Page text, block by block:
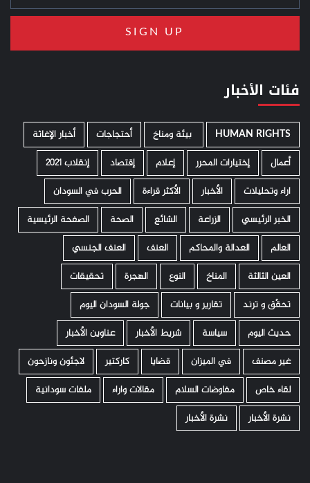
فئات الأخبار
HUMAN RIGHTS ­ بيئة ومناخ أحتجاجات
أخبار الإغاثة
أعمال
إختيارات المحرر إعلام إقتصاد
إنقلاب 2021
اراء وتحليلات
الأخبار الأكثر قراءة
الحرب في السودان
الخبر الرئيسي
الزراعة الشائع الصحة
الصفحة الرئيسية
العالم
العدالة والمحاكم العنف
العنف الجنسي
العين الثالثة
المناخ النوع الهجرة
تحقيقات
تحقّق و ترند
تقارير و بيانات
جولة السودان اليوم
حديث اليوم
سياسة شريط الأخبار
عناوين الأخبار
غير مصنف
في الميزان قضايا كاركتير
لاجئون ونازحون
لقاء خاص
مفاوضات السلام مقالات واراء
ملفات سودانية
نشرة الأخبار
نشرة الأخبار